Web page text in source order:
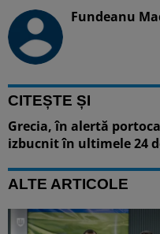
Fundeanu
CITEȘTE ȘI
Grecia, în alertă
izbucnit în ultimele 24
ALTE ARTICOLE